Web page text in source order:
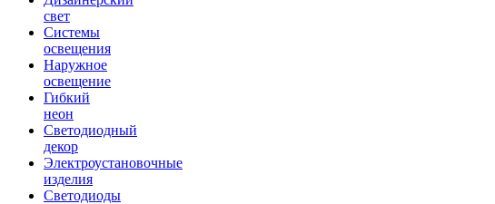
свет
Системы
освещения
Наружное
освещение
Гибкий
неон
Светодиодный
декор
Электроустановочные
изделия
Светодиоды